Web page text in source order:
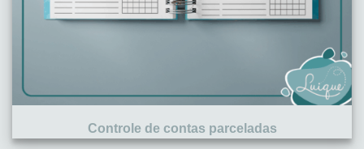
Controle de contas parceladas